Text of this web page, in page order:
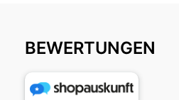
BEWERTUNGEN